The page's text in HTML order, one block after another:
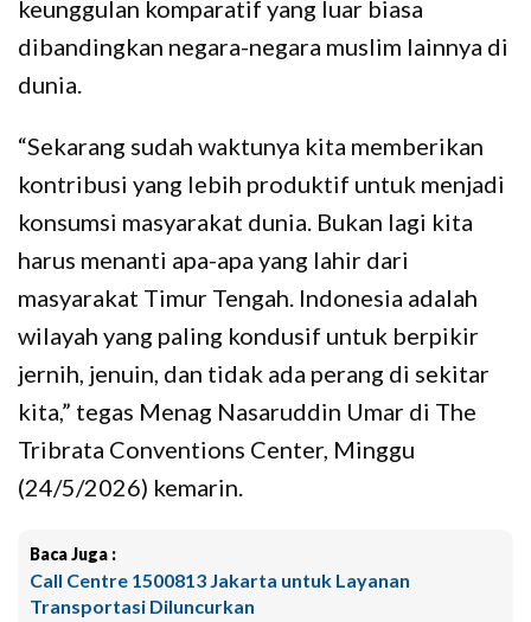
keunggulan komparatif yang luar biasa
dibandingkan negara-negara muslim lainnya di
dunia.
“Sekarang sudah waktunya kita memberikan
kontribusi yang lebih produktif untuk menjadi
konsumsi masyarakat dunia. Bukan lagi kita
harus menanti apa-apa yang lahir dari
masyarakat Timur Tengah. Indonesia adalah
wilayah yang paling kondusif untuk berpikir
jernih, jenuin, dan tidak ada perang di sekitar
kita,” tegas Menag Nasaruddin Umar di The
Tribrata Conventions Center, Minggu
(24/5/2026) kemarin.
Baca Juga :
Call Centre 1500813 Jakarta untuk Layanan
Transportasi Diluncurkan